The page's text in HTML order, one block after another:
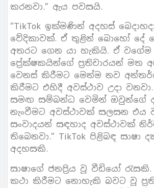
කරනවා.” ඇය පවසයි.
“TikTok ඉක්මණින් අදහස්
වේදිකාවක්. ඒ තුළින් බොහෝ දේ
අතරට ගෙන යා හැකියි. ඒ වගේම
ප්‍රේක්ෂකයින්ගේ ප්‍රතිචාරයන් මත
වෙනස් කිරීමට මෙන්ම නව
කිරීමට එහිදී අවස්ථාව උදා
සමඟ සම්බන්ධ වෙමින් ඔවුන්ගේ
නැංවීමට අවස්ථාවක් සලසන එය
සංවාදයන් සඳහාද අවස්ථාවක්
තිබෙනවා.” TikTok පිළිබඳ සාෂා
අදහසකි.
සාෂාගේ ජනප්‍රිය වූ වීඩියෝ
කථා කිරීමට නොහැකි බවට වූ